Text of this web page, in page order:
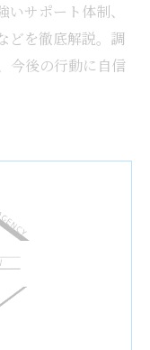
サポート体制、
どを徹底解説。調
今後の行動に自信